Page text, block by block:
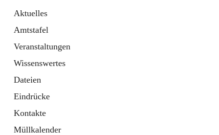
Aktuelles
Amtstafel
Veranstaltungen
Wissenswertes
Dateien
Eindrücke
Kontakte
Müllkalender
Externe Webseite
in
Tab
Region Schneebergland
Externe Webseite
öffnet
in
neuem
Tab